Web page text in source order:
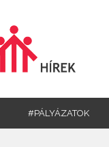
#PÁLYÁZATOK